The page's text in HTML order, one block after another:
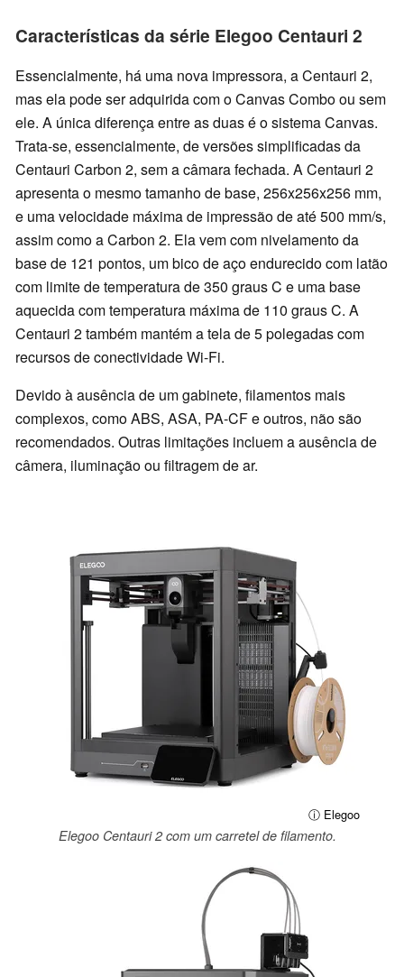
Características da série Elegoo Centauri 2
Essencialmente, há uma nova impressora, a Centauri 2,
mas ela pode ser adquirida com o Canvas Combo ou sem
ele. A única diferença entre as duas é o sistema Canvas.
Trata-se, essencialmente, de versões simplificadas da
Centauri Carbon 2, sem a câmara fechada. A Centauri 2
apresenta o mesmo tamanho de base, 256x256x256 mm,
e uma velocidade máxima de impressão de até 500 mm/s,
assim como a Carbon 2. Ela vem com nivelamento da
base de 121 pontos, um bico de aço endurecido com latão
com limite de temperatura de 350 graus C e uma base
aquecida com temperatura máxima de 110 graus C. A
Centauri 2 também mantém a tela de 5 polegadas com
recursos de conectividade Wi-Fi.
Devido à ausência de um gabinete, filamentos mais
complexos, como ABS, ASA, PA-CF e outros, não são
recomendados. Outras limitações incluem a ausência de
câmera, iluminação ou filtragem de ar.
ⓘ Elegoo
Elegoo Centauri 2 com um carretel de filamento.